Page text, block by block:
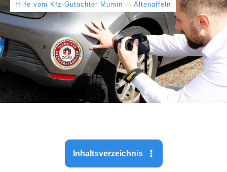
Hilfe vom Kfz-Gutachter Mumin in Altenaffeln
Inhaltsverzeichnis